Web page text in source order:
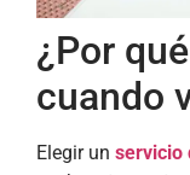
¿Por
cuando
Elegir un servicio